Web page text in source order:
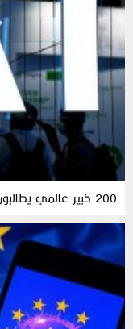
200 خبير عالمي يطالبون بفرملة الذكاء الاصطناعي